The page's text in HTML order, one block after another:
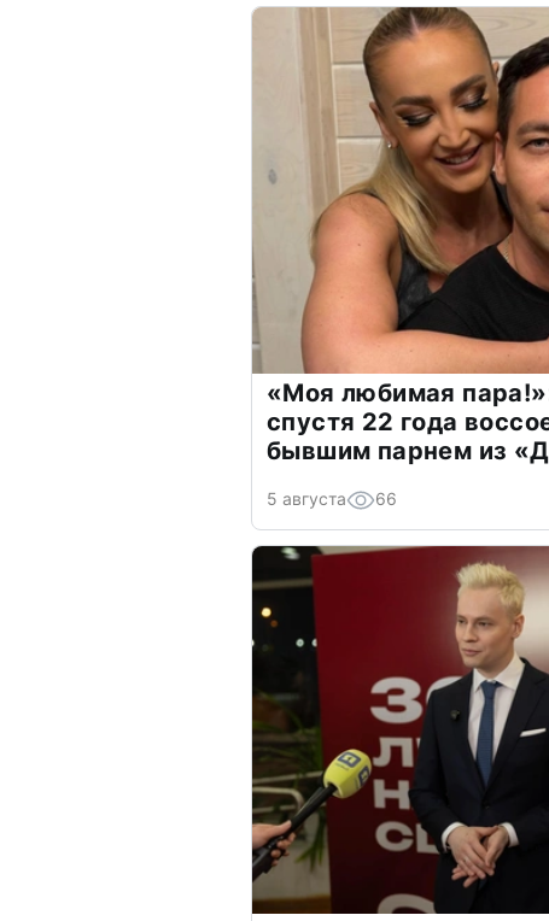
«Моя любимая
спустя 22 года
бывшим парнем из
5 августа 66